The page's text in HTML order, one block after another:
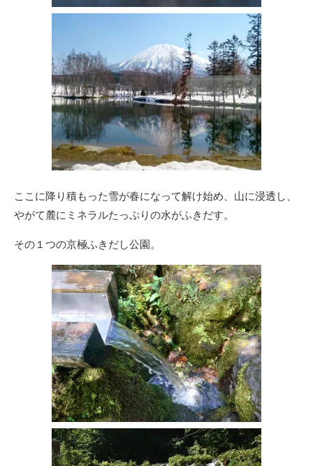
ここに降り積もった雪が春になって解け始め、山に浸透し、
やがて麓にミネラルたっぷりの水がふきだす。
その１つの京極ふきだし公園。